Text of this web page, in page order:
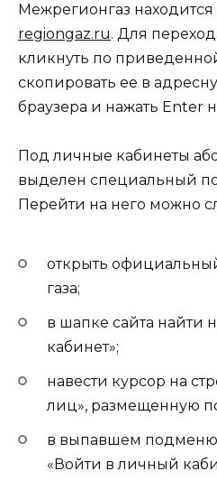
Межрегионгаз
regiongaz.ru. Для
кликнуть по
скопировать ее в
браузера и нажать Enter
Под личные кабинеты
выделен специальный
Перейти на него можно
открыть
газа;
в шапке сайта найти
кабинет»;
навести курсор на
лиц», размещенную
в выпавшем подменю
«Войти в личный